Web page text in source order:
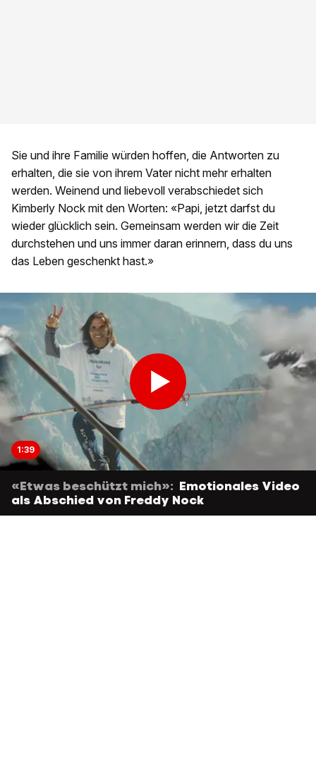
Sie und ihre Familie würden hoffen, die Antworten zu
erhalten, die sie von ihrem Vater nicht mehr erhalten
werden. Weinend und liebevoll verabschiedet sich
Kimberly Nock mit den Worten: «Papi, jetzt darfst du
wieder glücklich sein. Gemeinsam werden wir die Zeit
durchstehen und uns immer daran erinnern, dass du uns
das Leben geschenkt hast.»
1:39
«Etwas beschützt mich»: Emotionales Video
als Abschied von Freddy Nock